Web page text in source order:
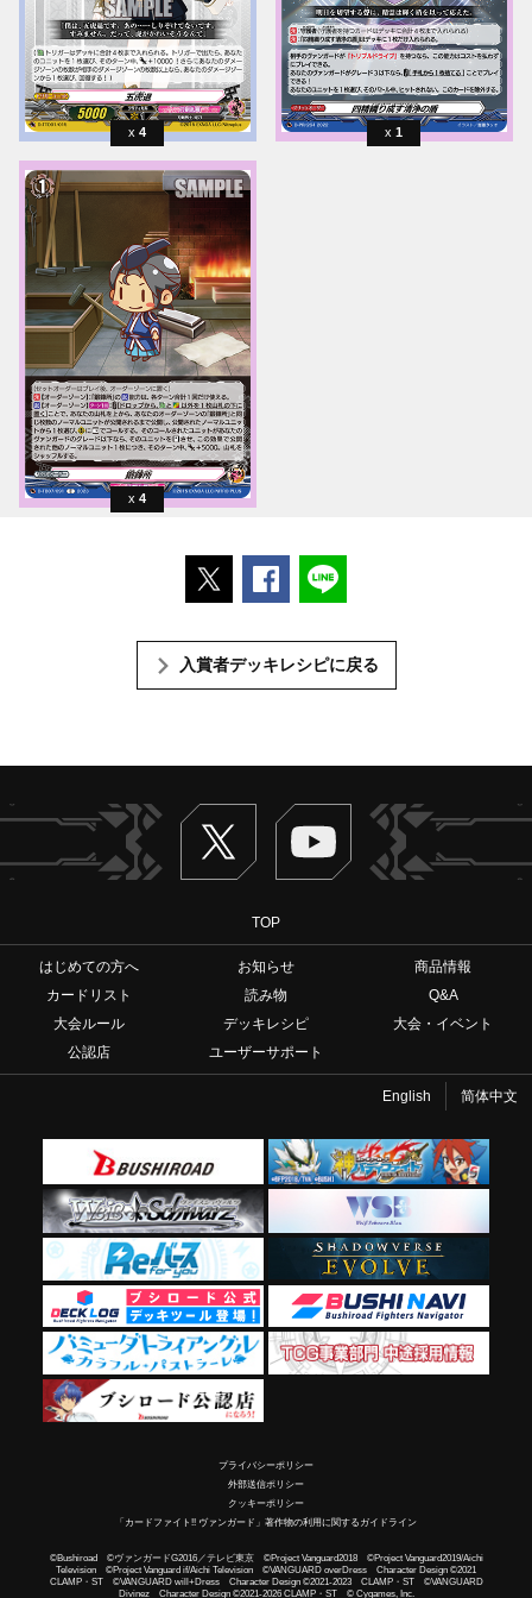
4 1
4
ポストするFacebookでシェアする
入賞者デッキレシピに戻る
Twitter ヴァンガードch
TOP
はじめての方へ お知らせ
商品情報
カードリスト
読み物
Q&A
大会ルール
デッキレシピ
大会・イベント
公認店
ユーザーサポート
English 简体中文
プライバシーポリシー
外部送信ポリシー
クッキーポリシー
「カードファイト!! ヴァンガード」著作物の利用に関するガイドライン
©Bushiroad ©ヴァンガードG2016／テレビ東京 ©Project Vanguard2018 ©Project Vanguard2019/Aichi
Television ©Project Vanguard if/Aichi Television ©VANGUARD overDress Character Design ©2021
CLAMP・ST ©VANGUARD will+Dress Character Design ©2021-2023 CLAMP・ST ©VANGUARD
Divinez Character Design ©2021-2026 CLAMP・ST © Cygames, Inc.